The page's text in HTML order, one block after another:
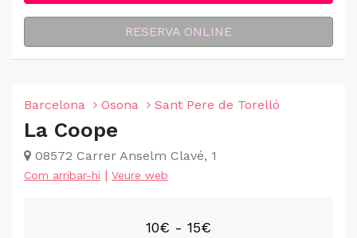
RESERVA ONLINE
Barcelona Osona Sant Pere de Torelló
La Coope
08572 Carrer Anselm Clavé, 1
Com arribar-hi | Veure web
10€ - 15€